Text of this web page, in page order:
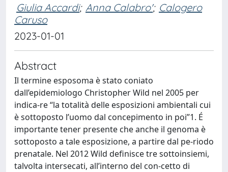
Giulia Accardi; Anna Calabro'; Calogero
Caruso
2023-01-01
Abstract
Il termine esposoma è stato coniato
dall’epidemiologo Christopher Wild nel 2005 per
indica-re “la totalità delle esposizioni ambientali cui
è sottoposto l’uomo dal concepimento in poi”1. É
importante tener presente che anche il genoma è
sottoposto a tale esposizione, a partire dal pe-riodo
prenatale. Nel 2012 Wild definisce tre sottoinsiemi,
talvolta intersecati, all’interno del con-cetto di